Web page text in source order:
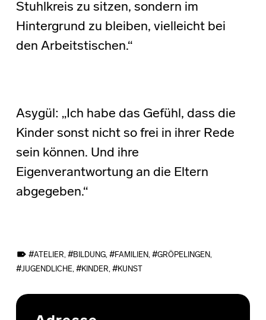
Stuhlkreis zu sitzen, sondern im
Hintergrund zu bleiben, vielleicht bei
den Arbeitstischen.“
Asygül: „Ich habe das Gefühl, dass die
Kinder sonst nicht so frei in ihrer Rede
sein können. Und ihre
Eigenverantwortung an die Eltern
abgegeben.“
ATELIER, BILDUNG, FAMILIEN, GRÖPELINGEN,
JUGENDLICHE, KINDER, KUNST
Skip back to main navigation